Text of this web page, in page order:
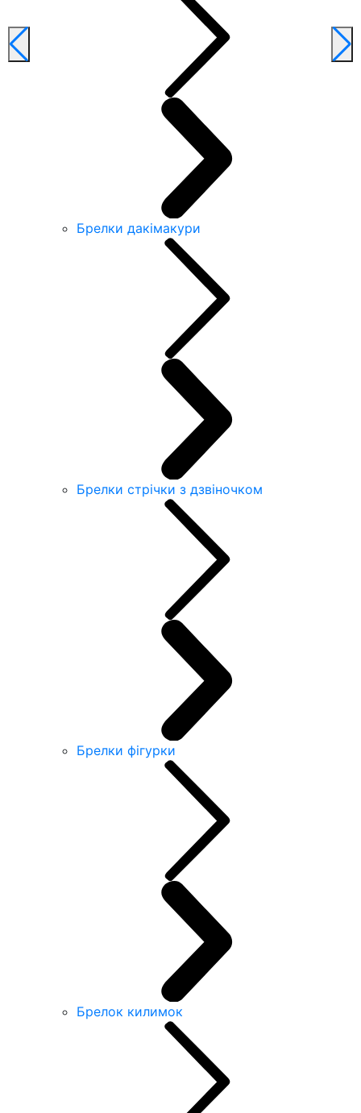
Брелки дакімакури
Брелки стрічки з дзвіночком
Брелки фігурки
Брелок килимок